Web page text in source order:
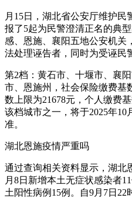
月15日，湖北省公安厅维护
报了5起为民警澄清正名的典
感、恩施、襄阳五地公安机关
法处理诬告者，同时为受诬民
第2档：黄石市、十堰市、襄
市、恩施州，社会保险缴费基
数上限为21678元，个人缴费
该档城市之一，将于2025年
准。
湖北恩施疫情严重吗
通过查询相关资料显示，湖北
月8日新增本土无症状感染者
土阳性病例15例。自9月7日